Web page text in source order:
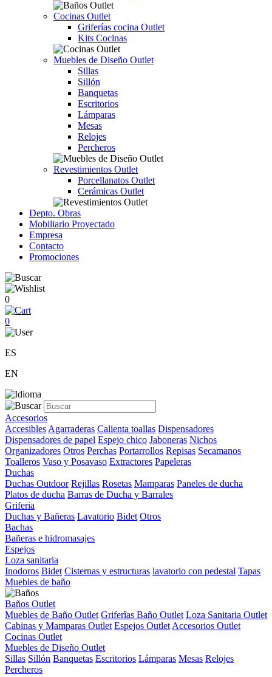
Cocinas Outlet
Griferías cocina Outlet
Kits Cocinas
Muebles de Diseño Outlet
Sillas
Sillón
Banquetas
Escritorios
Lámparas
Mesas
Relojes
Percheros
Revestimientos Outlet
Porcellanatos Outlet
Cerámicas Outlet
Depto. Obras
Mobiliario Proyectado
Empresa
Contacto
Promociones
0
0
ES
EN
Accesorios
Accesibles Agarraderas Calienta toallas Dispensadores
Dispensadores de papel Espejo chico Jaboneras Nichos
Organizadores Otros Perchas Portarrollos Repisas Secamanos
Toalleros Vaso y Posavaso Extractores Papeleras
Duchas
Duchas Outdoor Rejillas Rosetas Mamparas Paneles de ducha
Platos de ducha Barras de Ducha y Barrales
Griferia
Duchas y Bañeras Lavatorio Bidet Otros
Bachas
Bañeras e hidromasajes
Espejos
Loza sanitaria
Inodoros Bidet Cisternas y estructuras lavatorio con pedestal Tapas
Muebles de baño
Baños Outlet
Muebles de Baño Outlet Griferîas Baño Outlet Loza Sanitaria Outlet
Cabinas y Mamparas Outlet Espejos Outlet Accesorios Outlet
Cocinas Outlet
Muebles de Diseño Outlet
Sillas Sillón Banquetas Escritorios Lámparas Mesas Relojes
Percheros